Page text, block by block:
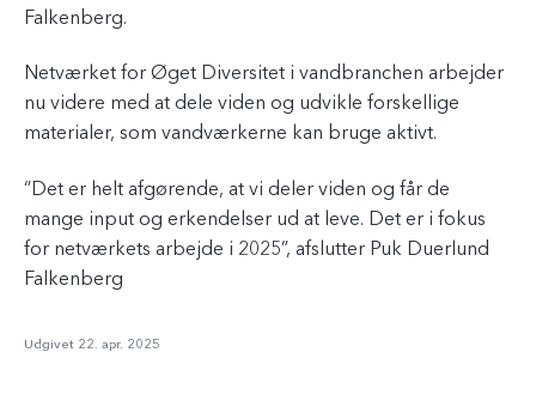
Falkenberg.
Netværket for Øget Diversitet i vandbranchen arbejder
nu videre med at dele viden og udvikle forskellige
materialer, som vandværkerne kan bruge aktivt.
“Det er helt afgørende, at vi deler viden og får de
mange input og erkendelser ud at leve. Det er i fokus
for netværkets arbejde i 2025”, afslutter Puk Duerlund
Falkenberg
Udgivet 22. apr. 2025